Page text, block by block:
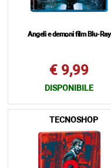
Angeli e demoni film Blu-Ray
€ 9,99
DISPONIBILE
TECNOSHOP